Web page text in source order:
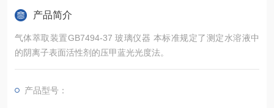
产品简介
气体萃取装置GB7494-37 玻璃仪器 本标准规定了测定水溶液中
的阴离子表面活性剂的压甲蓝光光度法。
产品型号：